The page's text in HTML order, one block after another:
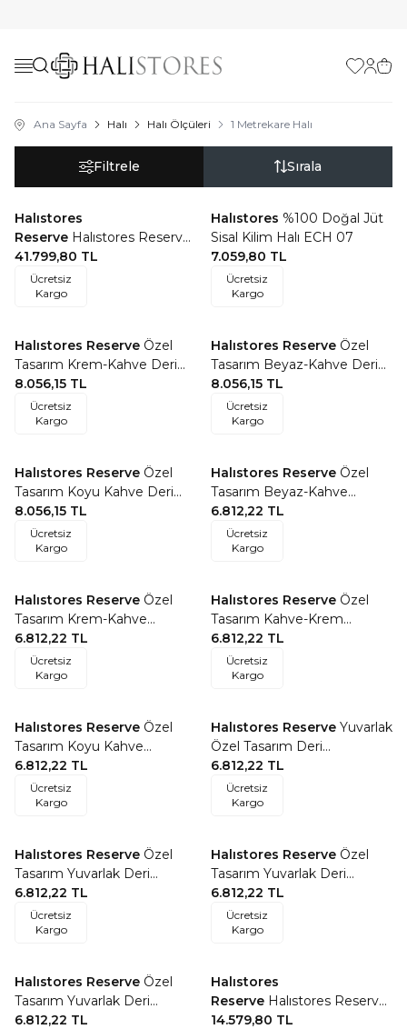
Favorilerim
Ana Sayfa Halı Halı Ölçüleri 1 Metrekare Halı
Filtrele Sırala
Favorilere Ekle
Halıstores
Reserve Halıstores Reserve
Kişiye Özel Tasarım Yolluk
Halı Renkli Kareler 02
41.799,80 TL
Ücretsiz
Kargo
Favorilere Ekle
Halıstores %100 Doğal Jüt
Sisal Kilim Halı ECH 07
7.059,80 TL
Ücretsiz
Kargo
Favorilere Ekle
Halıstores Reserve Özel
Tasarım Krem-Kahve Deri
Patchwork Halı
8.056,15 TL
Ücretsiz
Kargo
Favorilere Ekle
Halıstores Reserve Özel
Tasarım Beyaz-Kahve Deri
Patchwork Halı
8.056,15 TL
Ücretsiz
Kargo
Favorilere Ekle
Halıstores Reserve Özel
Tasarım Koyu Kahve Deri
Patchwork Halı
8.056,15 TL
Ücretsiz
Kargo
Favorilere Ekle
Halıstores Reserve Özel
Tasarım Beyaz-Kahve
Yuvarlak Deri Patchwork
Halı
6.812,22 TL
Ücretsiz
Kargo
Favorilere Ekle
Halıstores Reserve Özel
Tasarım Krem-Kahve
Yuvarlak Deri Patchwork
Halı
6.812,22 TL
Ücretsiz
Kargo
Favorilere Ekle
Halıstores Reserve Özel
Tasarım Kahve-Krem
Yuvarlak Deri Patchwork
Halı
6.812,22 TL
Ücretsiz
Kargo
Favorilere Ekle
Halıstores Reserve Özel
Tasarım Koyu Kahve
Yuvarlak Deri Patchwork
Halı
6.812,22 TL
Ücretsiz
Kargo
Favorilere Ekle
Halıstores Reserve Yuvarlak
Özel Tasarım Deri
Patchwork Halı
6.812,22 TL
Ücretsiz
Kargo
Favorilere Ekle
Halıstores Reserve Özel
Tasarım Yuvarlak Deri
Patchwork Halı Kahve-Krem
6.812,22 TL
Ücretsiz
Kargo
Favorilere Ekle
Halıstores Reserve Özel
Tasarım Yuvarlak Deri
Patchwork Halı Açık Kahve
6.812,22 TL
Ücretsiz
Kargo
Favorilere Ekle
Halıstores Reserve Özel
Tasarım Yuvarlak Deri
Patchwork Halı Koyu Kahve
6.812,22 TL
Favorilere Ekle
Halıstores
Reserve Halıstores Reserve
Renkli Kareler Halı Q534E
14.579,80 TL